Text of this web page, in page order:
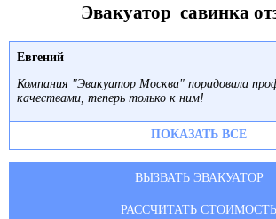
Эвакуатор савинка
Евгений
Компания "Эвакуатор Москва" порадовала
качествами, теперь только к ним!
ПОКАЗАТЬ ВСЕ
ВЫЗВАТЬ ЭВАКУАТОР
РАССЧИТАТЬ СТОИМОСТЬ